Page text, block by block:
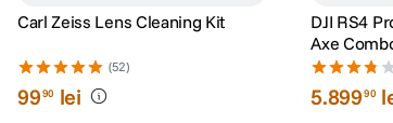
Carl Zeiss Lens Cleaning Kit
(52)
9990 lei
DJI RS4
Axe
5.89990